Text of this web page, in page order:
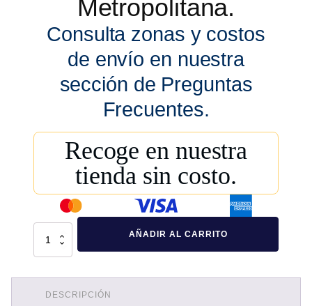
Metropolitana.
Consulta zonas y costos
de envío en nuestra
sección de Preguntas
Frecuentes.
Recoge en nuestra
tienda sin costo.
Avenue
AÑADIR AL CARRITO
DESCRIPCIÓN